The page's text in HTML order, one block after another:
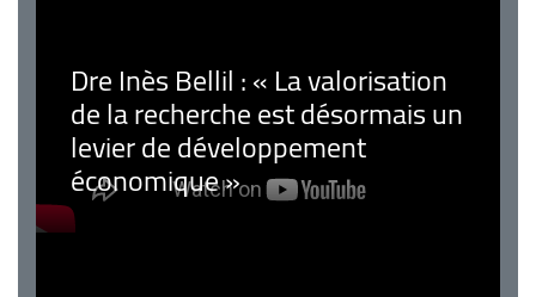
Dre Inès Bellil : « La valorisation
de la recherche est désormais un
levier de développement
économique »